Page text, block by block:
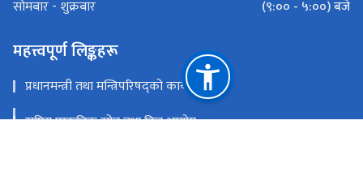
सोमबार - शुक्रबार (९:०० - ५:००) बजे
महत्त्वपूर्ण लिङ्कहरू
प्रधानमन्त्री तथा मन्त्रिपरिषद्को कार्यालय
राष्ट्रिय प्राकृतिक स्रोत तथा वित्त आयोग